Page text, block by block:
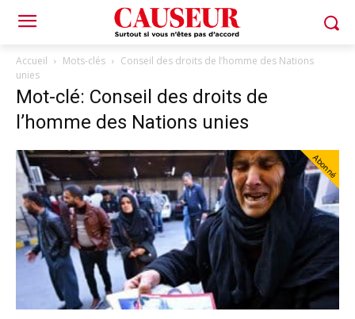
Accueil Mots-clés
Conseil des droits de l’homme des Nations
unies
Mot-clé: Conseil des droits de
l’homme des Nations unies
Abonné